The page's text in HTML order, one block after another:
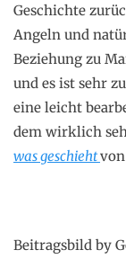
Geschichte
Angeln und
Beziehung zu
und es ist sehr
eine leicht
dem wirklich
was geschieht
Beitragsbild by